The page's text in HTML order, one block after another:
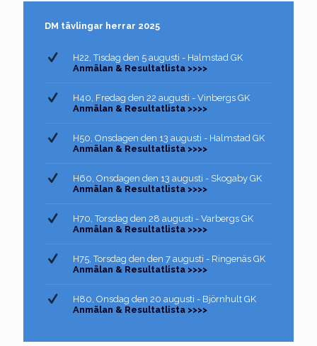
DM tävlingar herrar 2025
H22, Tisdag den 5 augusti - Halmstad GK
Anmälan & Resultatlista >>>>
H40, Fredag den 22 augusti - Vinbergs GK
Anmälan & Resultatlista >>>>
H50, Onsdagen den 13 augusti - Halmstad GK
Anmälan & Resultatlista >>>>
H60, Onsdagen den 13 augusti - Skogaby GK
Anmälan & Resultatlista >>>>
H70, Torsdag den 28 augusti - Varbergs GK
Anmälan & Resultatlista >>>>
H75, Torsdag den den 7 augusti - Ringenäs GK
Anmälan & Resultatlista >>>>
H80, Onsdag den 20 augusti - Björnhult GK
Anmälan & Resultatlista >>>>